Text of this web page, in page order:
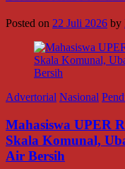
Posted on 22 Juli 2026 by
Advertorial Nasional
Mahasiswa UPER
Skala Komunal,
Air Bersih